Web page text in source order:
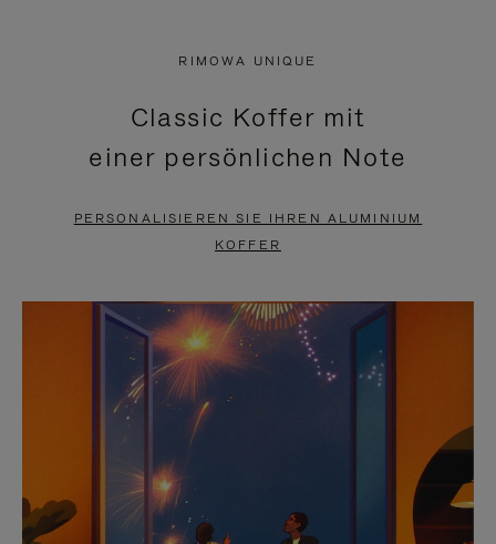
PAUSIERT,
BITTE
DRÜCKEN
ANZUHALTEN
KLICKEN
SIE
ZUM
AUFHEBEN
STUMMSCHALTUNG
RIMOWA UNIQUE
Classic Koffer mit
einer persönlichen Note
PERSONALISIEREN SIE IHREN ALUMINIUM
KOFFER